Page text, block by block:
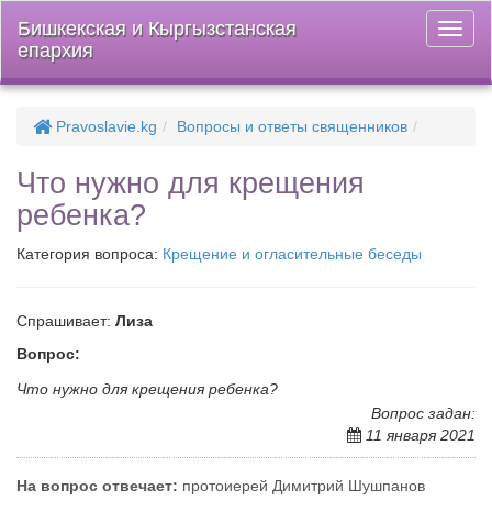
меню
Бишкекская и Кыргызстанская
епархия
Pravoslavie.kg Вопросы и ответы священников
Что нужно для крещения
ребенка?
Категория вопроса: Крещение и огласительные беседы
Спрашивает: Лиза
Вопрос:
Что нужно для крещения ребенка?
Вопрос задан:
11 января 2021
На вопрос отвечает: протоиерей Димитрий Шушпанов